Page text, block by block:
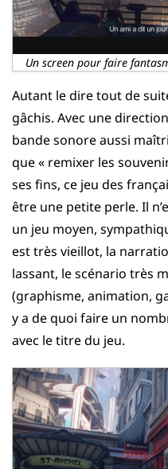
Un screen pour faire
Autant le dire tout de
gâchis. Avec une
bande sonore aussi
que « remixer les
ses fins, ce jeu des
être une petite perle. Il
un jeu moyen,
est très vieillot, la
lassant, le scénario très
(graphisme, animation,
y a de quoi faire un
avec le titre du jeu.